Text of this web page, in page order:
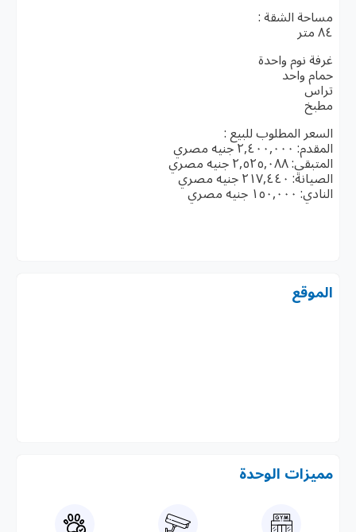
مساحة الشقة :
٨٤ متر
غرفة نوم واحدة
حمام واحد
تراس
مطبخ
السعر المطلوب للبيع :
المقدم: ٢,٤٠٠,٠٠٠ جنيه مصري
المتبقي: ٢,٥٢٥,٠٨٨ جنيه مصري
الصيانة: ٢١٧,٤٤٠ جنيه مصري
النادي: ١٥٠,٠٠٠ جنيه مصري
الموقع
مميزات الوحدة